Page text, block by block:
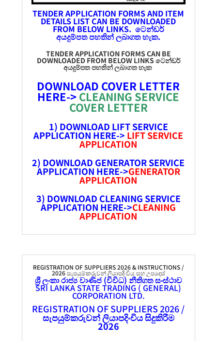
TENDER APPLICATION FORMS AND ITEM
DETAILS LIST CAN BE DOWNLOADED
FROM BELOW LINKS. ටෙන්ඩර්
අයදුම්පතපහතින් ලබාගත හැක.
TENDER APPLICATION FORMS CAN BE
DOWNLOADED FROM BELOW LINKS ටෙන්ඩර්
අයදුම්පතපහතින් ලබාගත හැක
DOWNLOAD COVER LETTER
HERE->CLEANING SERVICE
COVER LETTER
1) DOWNLOAD LIFT SERVICE
APPLICATION HERE-> LIFT SERVICE
APPLICATION
2) DOWNLOAD GENERATOR SERVICE
APPLICATION HERE->GENERATOR
APPLICATION
3) DOWNLOAD CLEANING SERVICE
APPLICATION HERE->CLEANING
APPLICATION
REGISTRATION OF SUPPLIERS 2026 & INSTRUCTIONS /
2026 සැපයුම්කරුවන් ලියාපදිංචිය සහ උපදෙස්
ශ්‍රී ලංකා රාජ්‍ය වාණිජ (විවිධ) නීතිගත සංස්ථාව
SRI LANKA STATE TRADING ( GENERAL)
CORPORATION LTD.
REGISTRATION OF SUPPLIERS 2026 /
සැපයුම්කරුවන් ලියාපදිංචිය සිදුකිරීම
2026